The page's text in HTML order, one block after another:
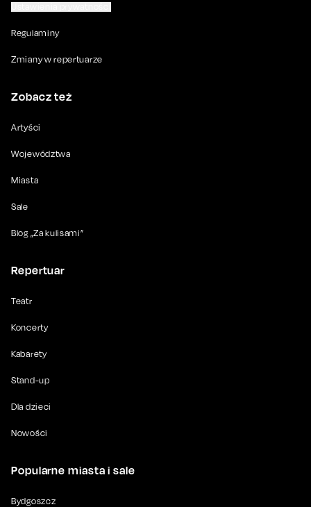
Regulaminy
Zmiany w repertuarze
Zobacz też
Artyści
Województwa
Miasta
Sale
Blog „Za kulisami”
Repertuar
Teatr
Koncerty
Kabarety
Stand-up
Dla dzieci
Nowości
Popularne miasta i sale
Bydgoszcz